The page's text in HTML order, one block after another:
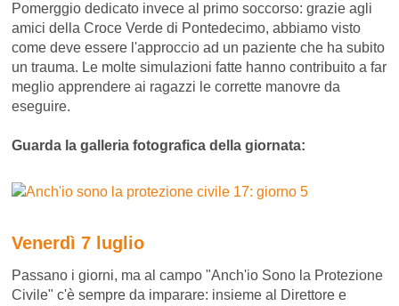
Pomerggio dedicato invece al primo soccorso: grazie agli
amici della Croce Verde di Pontedecimo, abbiamo visto
come deve essere l'approccio ad un paziente che ha subito
un trauma. Le molte simulazioni fatte hanno contribuito a far
meglio apprendere ai ragazzi le corrette manovre da
eseguire.
Guarda la galleria fotografica della giornata:
Venerdì 7 luglio
Passano i giorni, ma al campo "Anch'io Sono la Protezione
Civile" c'è sempre da imparare: insieme al Direttore e